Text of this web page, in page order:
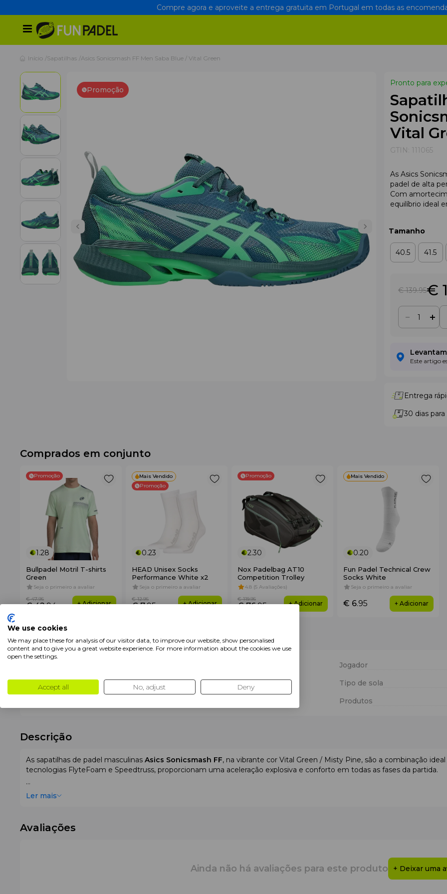
Compre agora e aproveite a entrega gratuita em Portugal em todas as
Início Sapatilhas Asics Sonicsmash FF Men Saba Blue / Vital Green
Promoção
Pronto para
Vital
GTIN: 111065
As Asics
padel de alta
Com
equilíbrio ideal
Tamanho
40.5 41.5
€ 139.95€
Este artigo
Entrega
30 dias
Comprados em conjunto
Promoção
1.28
Bullpadel Motril T-shirts
Green
Seja o primeiro a avaliar
€ 42.94
€ 47.95
+ Adicionar
Mais Vendido
Promoção
0.23
HEAD Unisex Socks
Performance White x2
Seja o primeiro a avaliar
€ 7.95
€ 12.95
+ Adicionar
Promoção
2.30
Nox Padelbag AT10
Competition Trolley
4.8 (5 Avaliações)
€ 76.95
€ 119.95
+ Adicionar
Mais Vendido
0.20
Fun Padel Technical Crew
Socks White
Seja o primeiro a avaliar
€ 6.95 + Adicionar
Características
Jogador
Azul Verde Tipo de sola
Produtos
Descrição
As sapatilhas de padel masculinas Asics Sonicsmash FF, na vibrante cor Vital Green / Misty Pine, são a combinação
tecnologias FlyteFoam e Speedtruss, proporcionam uma aceleração explosiva e conforto em todas as fases da partida.
leveza sem perder a estabilidade.
(campos de padel tradicionais), garantindo o equilíbrio
: A tecnologiaSPEEDTRUSSna parte média da sola atua como uma ponte
Ler mais
Avaliações
Ainda não há avaliações para este produto + Deixar uma
We use cookies
We may place these for analysis of our visitor data, to improve our website, show personalised
content and to give you a great website experience. For more information about the cookies we use
open the settings.
Accept all No, adjust Deny